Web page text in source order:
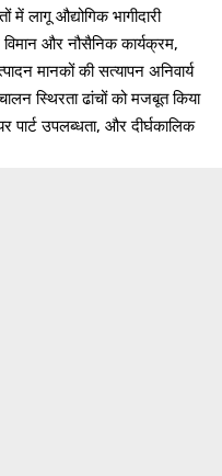
में लागू औद्योगिक भागीदारी
और नौसैनिक कार्यक्रम,
मानकों की सत्यापन अनिवार्य
स्थिरता ढांचों को मजबूत किया
पार्ट उपलब्धता, और दीर्घकालिक